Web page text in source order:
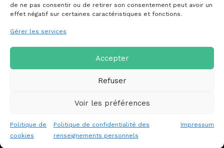
de ne pas consentir ou de retirer son consentement peut avoir un
effet négatif sur certaines caractéristiques et fonctions.
Gérer les services
Accepter
Refuser
Voir les préférences
Politique de
cookies
Politique de confidentialité des
renseignements personnels
Impressum
NOUS JOINDRE
Politique de confidentialité des
Politique de cookies (CA)
Copyright © 2026 Conseil pédagogique interdisciplinaire du
Québec